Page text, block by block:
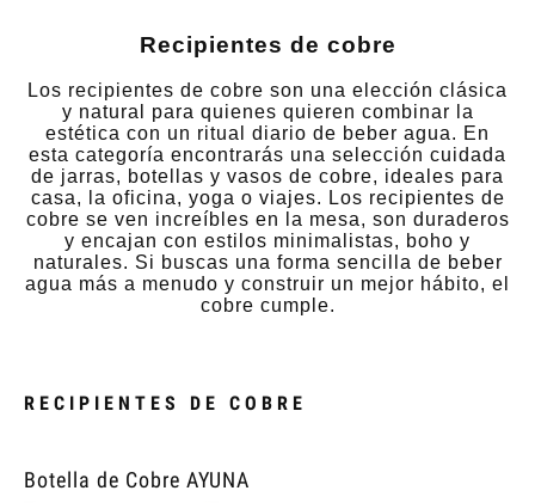
Recipientes de cobre
Los recipientes de cobre son una elección clásica
y natural para quienes quieren combinar la
estética con un ritual diario de beber agua. En
esta categoría encontrarás una selección cuidada
de jarras, botellas y vasos de cobre, ideales para
casa, la oficina, yoga o viajes. Los recipientes de
cobre se ven increíbles en la mesa, son duraderos
y encajan con estilos minimalistas, boho y
naturales. Si buscas una forma sencilla de beber
agua más a menudo y construir un mejor hábito, el
cobre cumple.
RECIPIENTES DE COBRE
Botella de Cobre AYUNA